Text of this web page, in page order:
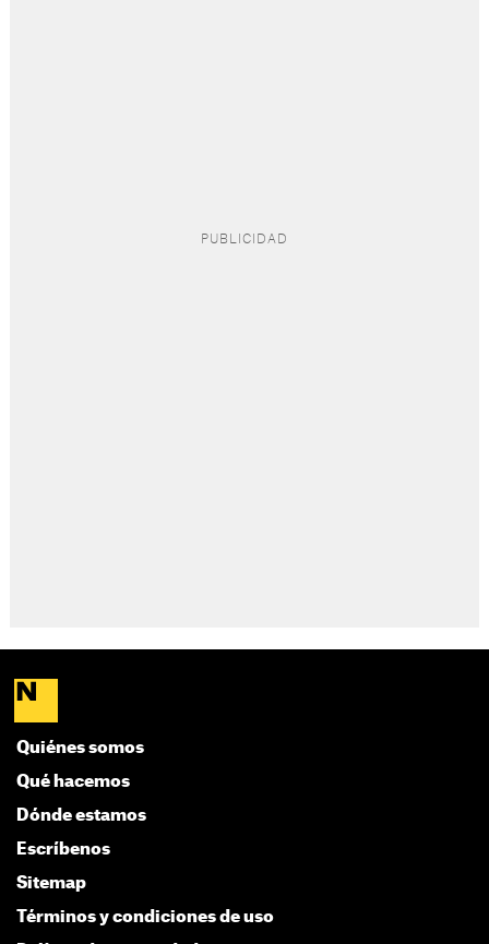
Quiénes somos
Qué hacemos
Dónde estamos
Escríbenos
Sitemap
Términos y condiciones de uso